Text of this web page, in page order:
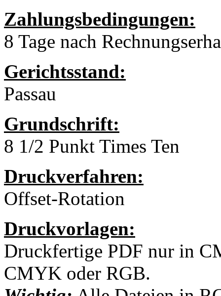
Zahlungsbedingungen:
8 Tage nach
Gerichtsstand:
Passau
Grundschrift:
8 1/2 Punkt Times Ten
Druckverfahren:
Offset-Rotation
Druckvorlagen:
Druckfertige PDF nur in
CMYK oder RGB.